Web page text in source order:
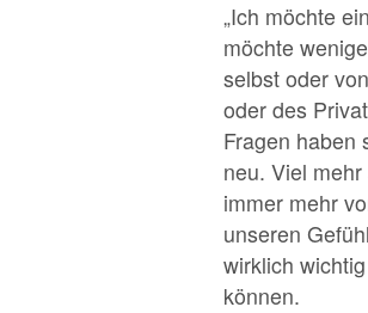
„Ich möchte
möchte
selbst oder
oder des
Fragen haben
neu. Viel
immer mehr
unseren
wirklich
können.